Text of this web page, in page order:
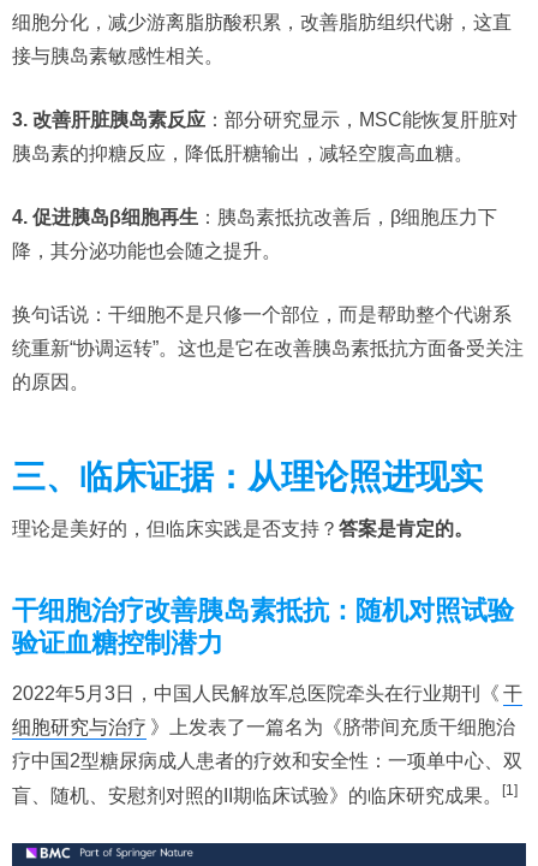
细胞分化，减少游离脂肪酸积累，改善脂肪组织代谢，这直
接与胰岛素敏感性相关。
3. 改善肝脏胰岛素反应 ：部分研究显示，MSC能恢复肝脏对
胰岛素的抑糖反应，降低肝糖输出，减轻空腹高血糖。
4. 促进胰岛β细胞再生 ：胰岛素抵抗改善后，β细胞压力下
降，其分泌功能也会随之提升。
换句话说：干细胞不是只修一个部位，而是帮助整个代谢系
统重新“协调运转”。这也是它在改善胰岛素抵抗方面备受关注
的原因。
三、临床证据：从理论照进现实
理论是美好的，但临床实践是否支持？ 答案是肯定的。
干细胞治疗改善胰岛素抵抗：随机对照试验
验证血糖控制潜力
2022年5月3日，中国人民解放军总医院牵头在行业期刊《 干
细胞研究与治疗 》上发表了一篇名为《脐带间充质干细胞治
疗中国2型糖尿病成人患者的疗效和安全性：一项单中心、双
盲、随机、安慰剂对照的II期临床试验》的临床研究成果。
[1]